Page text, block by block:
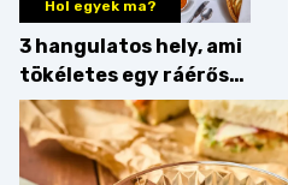
Hol egyek ma?
3 hangulatos hely, ami
tökéletes egy ráérős
hétvégi ebédhez